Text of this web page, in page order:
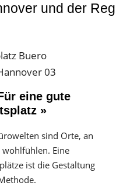
und der
eine gute
»
sind Orte, an
Eine
ist die Gestaltung